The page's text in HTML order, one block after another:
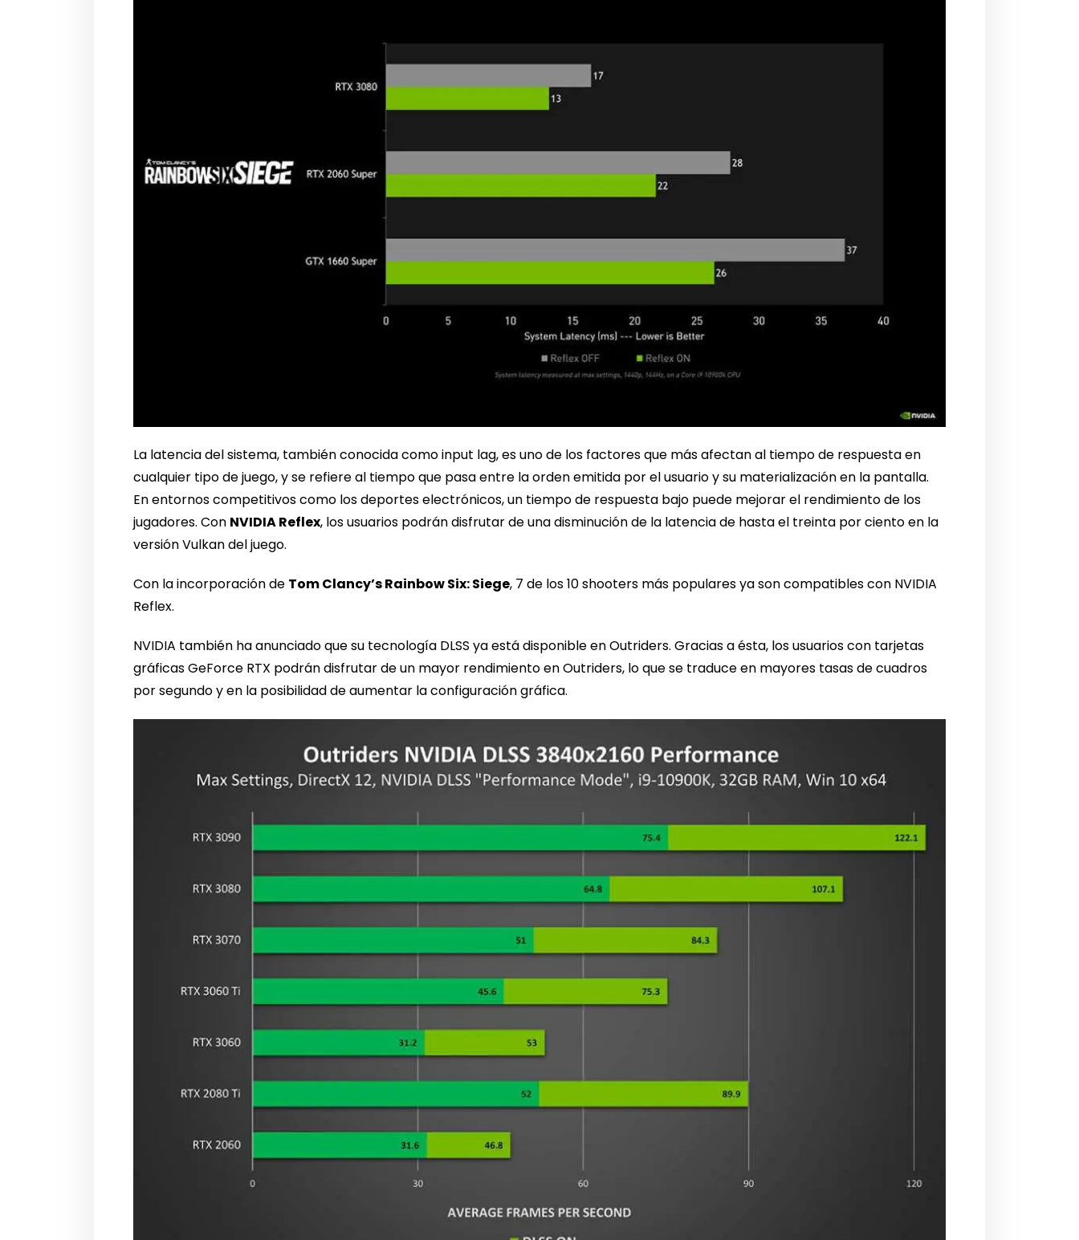
La latencia del sistema, también conocida como input lag, es uno de los factores que más afectan al tiempo de respuesta en
cualquier tipo de juego, y se refiere al tiempo que pasa entre la orden emitida por el usuario y su materialización en la pantalla.
En entornos competitivos como los deportes electrónicos, un tiempo de respuesta bajo puede mejorar el rendimiento de los
jugadores. Con NVIDIA Reflex, los usuarios podrán disfrutar de una disminución de la latencia de hasta el treinta por ciento en la
versión Vulkan del juego.
Con la incorporación de Tom Clancy’s Rainbow Six: Siege, 7 de los 10 shooters más populares ya son compatibles con NVIDIA
Reflex.
NVIDIA también ha anunciado que su tecnología DLSS ya está disponible en Outriders. Gracias a ésta, los usuarios con tarjetas
gráficas GeForce RTX podrán disfrutar de un mayor rendimiento en Outriders, lo que se traduce en mayores tasas de cuadros
por segundo y en la posibilidad de aumentar la configuración gráfica.